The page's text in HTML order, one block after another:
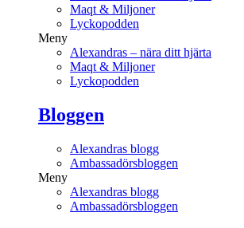
Maqt & Miljoner
Lyckopodden
Meny
Alexandras – nära ditt hjärta
Maqt & Miljoner
Lyckopodden
Bloggen
Alexandras blogg
Ambassadörsbloggen
Meny
Alexandras blogg
Ambassadörsbloggen